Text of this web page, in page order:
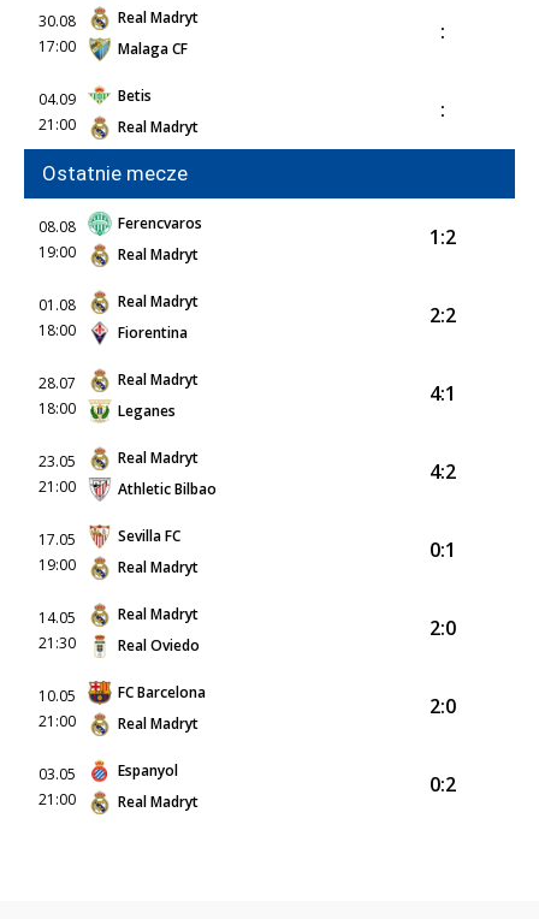
30.08
17:00
Real Madryt
Malaga CF
:
04.09
21:00
Betis
Real Madryt
:
Ostatnie mecze
08.08
19:00
Ferencvaros
Real Madryt
1:2
01.08
18:00
Real Madryt
Fiorentina
2:2
28.07
18:00
Real Madryt
Leganes
4:1
23.05
21:00
Real Madryt
Athletic Bilbao
4:2
17.05
19:00
Sevilla FC
Real Madryt
0:1
14.05
21:30
Real Madryt
Real Oviedo
2:0
10.05
21:00
FC Barcelona
Real Madryt
2:0
03.05
21:00
Espanyol
Real Madryt
0:2